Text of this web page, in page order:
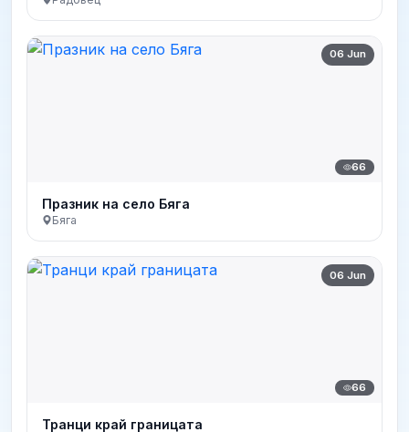
06 Jun
66
Празник на село Бяга
Бяга
06 Jun
66
Транци край границата